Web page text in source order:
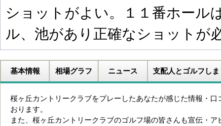
ショットがよい。１１番ホール
ル、池があり正確なショットが
基本情報 相場グラフ ニュース 支配人とゴルフしま
桜ヶ丘カントリークラブをプレーしたあなたが感じた情報・口
おります。
また、桜ヶ丘カントリークラブのゴルフ場の皆さんも宣伝・ア